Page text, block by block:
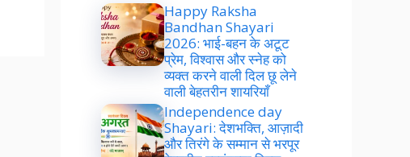
Happy Raksha
Bandhan Shayari
2026: भाई-बहन के अटूट
प्रेम, विश्वास और स्नेह को
व्यक्त करने वाली दिल छू लेने
वाली बेहतरीन शायरियाँ
Independence day
Shayari: देशभक्ति, आज़ादी
और तिरंगे के सम्मान से भरपूर